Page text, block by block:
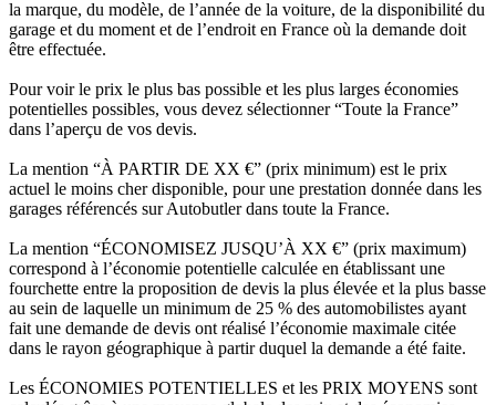
la marque, du modèle, de l’année de la voiture, de la disponibilité du
garage et du moment et de l’endroit en France où la demande doit
être effectuée.
Pour voir le prix le plus bas possible et les plus larges économies
potentielles possibles, vous devez sélectionner “Toute la France”
dans l’aperçu de vos devis.
La mention “À PARTIR DE XX €” (prix minimum) est le prix
actuel le moins cher disponible, pour une prestation donnée dans les
garages référencés sur Autobutler dans toute la France.
La mention “ÉCONOMISEZ JUSQU’À XX €” (prix maximum)
correspond à l’économie potentielle calculée en établissant une
fourchette entre la proposition de devis la plus élevée et la plus basse
au sein de laquelle un minimum de 25 % des automobilistes ayant
fait une demande de devis ont réalisé l’économie maximale citée
dans le rayon géographique à partir duquel la demande a été faite.
Les ÉCONOMIES POTENTIELLES et les PRIX MOYENS sont